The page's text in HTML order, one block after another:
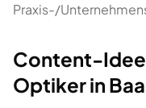
Praxis-/
Content-
Optiker in